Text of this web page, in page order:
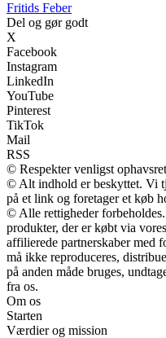
Fritids Feber
Del og gør godt
X
Facebook
Instagram
LinkedIn
YouTube
Pinterest
TikTok
Mail
RSS
© Respekter venligst
© Alt indhold er beskyttet. Vi
på et link og foretager et køb
© Alle rettigheder
produkter, der er købt via
affilierede partnerskaber med
må ikke reproduceres,
på anden måde bruges,
fra os.
Om os
Starten
Værdier og mission